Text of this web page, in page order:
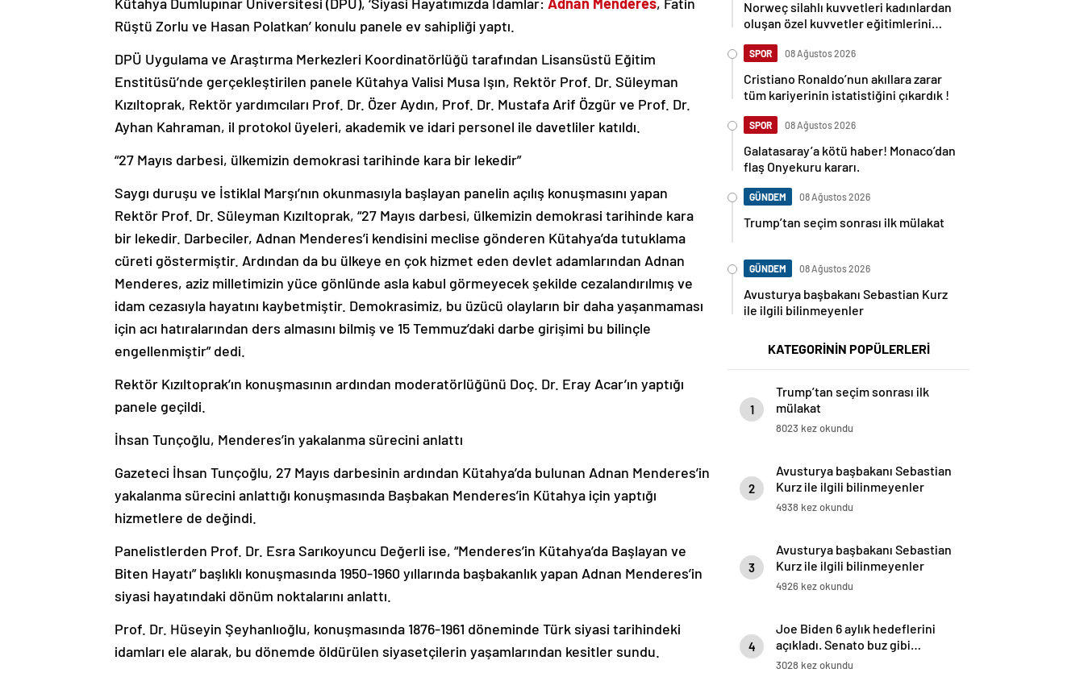
Rüştü Zorlu ve Hasan Polatkan’ konulu panele ev sahipliği yaptı.
DPÜ Uygulama ve Araştırma Merkezleri Koordinatörlüğü tarafından Lisansüstü Eğitim
Enstitüsü’nde gerçekleştirilen panele Kütahya Valisi Musa Işın, Rektör Prof. Dr. Süleyman
Kızıltoprak, Rektör yardımcıları Prof. Dr. Özer Aydın, Prof. Dr. Mustafa Arif Özgür ve Prof. Dr.
Ayhan Kahraman, il protokol üyeleri, akademik ve idari personel ile davetliler katıldı.
“27 Mayıs darbesi, ülkemizin demokrasi tarihinde kara bir lekedir”
Saygı duruşu ve İstiklal Marşı’nın okunmasıyla başlayan panelin açılış konuşmasını yapan
Rektör Prof. Dr. Süleyman Kızıltoprak, “27 Mayıs darbesi, ülkemizin demokrasi tarihinde kara
bir lekedir. Darbeciler, Adnan Menderes’i kendisini meclise gönderen Kütahya’da tutuklama
cüreti göstermiştir. Ardından da bu ülkeye en çok hizmet eden devlet adamlarından Adnan
Menderes, aziz milletimizin yüce gönlünde asla kabul görmeyecek şekilde cezalandırılmış ve
idam cezasıyla hayatını kaybetmiştir. Demokrasimiz, bu üzücü olayların bir daha yaşanmaması
için acı hatıralarından ders almasını bilmiş ve 15 Temmuz’daki darbe girişimi bu bilinçle
engellenmiştir” dedi.
Rektör Kızıltoprak’ın konuşmasının ardından moderatörlüğünü Doç. Dr. Eray Acar’ın yaptığı
panele geçildi.
İhsan Tunçoğlu, Menderes’in yakalanma sürecini anlattı
Gazeteci İhsan Tunçoğlu, 27 Mayıs darbesinin ardından Kütahya’da bulunan Adnan Menderes’in
yakalanma sürecini anlattığı konuşmasında Başbakan Menderes’in Kütahya için yaptığı
hizmetlere de değindi.
Panelistlerden Prof. Dr. Esra Sarıkoyuncu Değerli ise, “Menderes’in Kütahya’da Başlayan ve
Biten Hayatı” başlıklı konuşmasında 1950-1960 yıllarında başbakanlık yapan Adnan Menderes’in
siyasi hayatındaki dönüm noktalarını anlattı.
Prof. Dr. Hüseyin Şeyhanlıoğlu, konuşmasında 1876-1961 döneminde Türk siyasi tarihindeki
idamları ele alarak, bu dönemde öldürülen siyasetçilerin yaşamlarından kesitler sundu.
Norweç silahlı kuvvetleri kadınlardan
oluşan özel kuvvetler eğitimlerini
SPOR 08 Ağustos 2026
Cristiano Ronaldo’nun akıllara zarar
tüm kariyerinin istatistiğini çıkardık !
SPOR 08 Ağustos 2026
Galatasaray’a kötü haber! Monaco’dan
flaş Onyekuru kararı.
GÜNDEM 08 Ağustos 2026
Trump’tan seçim sonrası ilk mülakat
GÜNDEM 08 Ağustos 2026
Avusturya başbakanı Sebastian Kurz
ile ilgili bilinmeyenler
KATEGORİNİN POPÜLERLERİ
1
Trump’tan seçim sonrası ilk
mülakat
8023 kez okundu
2
Avusturya başbakanı Sebastian
Kurz ile ilgili bilinmeyenler
4938 kez okundu
3
Avusturya başbakanı Sebastian
Kurz ile ilgili bilinmeyenler
4926 kez okundu
4
Joe Biden 6 aylık hedeflerini
açıkladı. Senato buz gibi…
3028 kez okundu